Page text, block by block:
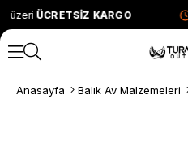
üzeri ÜCRETSİZ KARGO
Anasayfa Balık Av Malzemeleri